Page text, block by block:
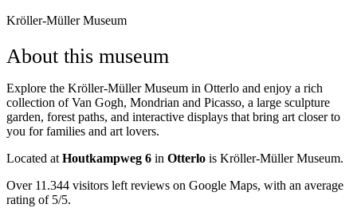
Kröller-Müller Museum
About this museum
Explore the Kröller-Müller Museum in Otterlo and enjoy a rich
collection of Van Gogh, Mondrian and Picasso, a large sculpture
garden, forest paths, and interactive displays that bring art closer to
you for families and art lovers.
Located at Houtkampweg 6 in Otterlo is Kröller-Müller Museum.
Over 11.344 visitors left reviews on Google Maps, with an average
rating of 5/5.